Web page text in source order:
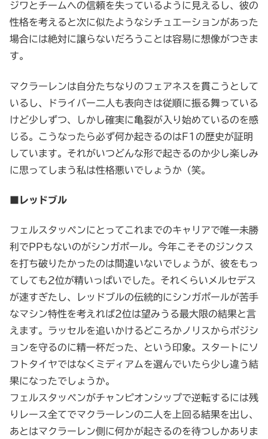
ジワとチームへの信頼を失っているように見えるし、彼の
性格を考えると次に似たようなシチュエーションがあった
場合には絶対に譲らないだろうことは容易に想像がつきま
す。
マクラーレンは自分たちなりのフェアネスを貫こうとして
いるし、ドライバー二人も表向きは従順に振る舞っている
けど少しずつ、しかし確実に亀裂が入り始めているのを感
じる。こうなったら必ず何か起きるのはF1の歴史が証明
しています。それがいつどんな形で起きるのか少し楽しみ
に思ってしまう私は性格悪いでしょうか（笑。
■レッドブル
フェルスタッペンにとってこれまでのキャリアで唯一未勝
利でPPもないのがシンガポール。今年こそそのジンクス
を打ち破りたかったのは間違いないでしょうが、彼をもっ
てしても2位が精いっぱいでした。それくらいメルセデス
が速すぎたし、レッドブルの伝統的にシンガポールが苦手
なマシン特性を考えれば2位は望みうる最大限の結果と言
えます。ラッセルを追いかけるどころかノリスからポジシ
ョンを守るのに精一杯だった、という印象。スタートにソ
フトタイヤではなくミディアムを選んでいたら少し違う結
果になったでしょうか。
フェルスタッペンがチャンピオンシップで逆転するには残
りレース全てでマクラーレンの二人を上回る結果を出し、
あとはマクラーレン側に何かが起きるのを待つしかありま